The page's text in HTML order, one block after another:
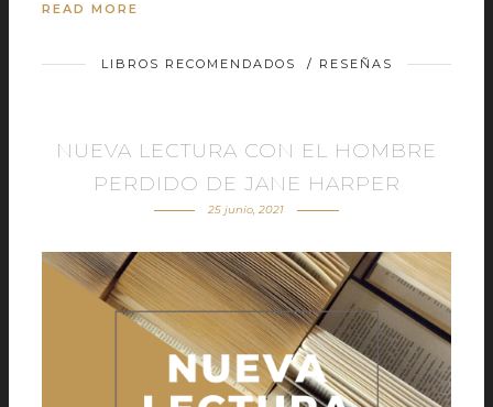
READ MORE
LIBROS RECOMENDADOS / RESEÑAS
NUEVA LECTURA CON EL HOMBRE
PERDIDO DE JANE HARPER
25 junio, 2021